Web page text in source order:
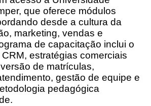
que oferece módulos
desde a cultura da
marketing, vendas e
de capacitação inclui o
estratégias comerciais
de matrículas,
gestão de equipe e
pedagógica